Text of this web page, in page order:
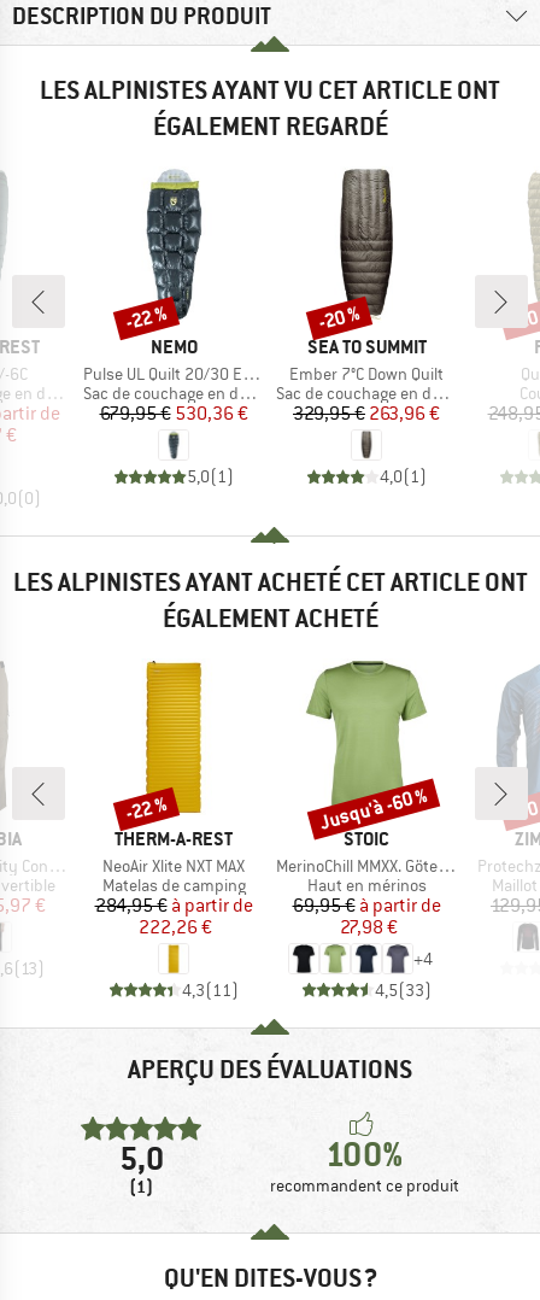
DESCRIPTION DU PRODUIT
LES ALPINISTES AYANT VU CET ARTICLE ONT
ÉGALEMENT REGARDÉ
6C
duvet
réduit
de
€
(0)
MARQUE
NEMO
Article
Pulse UL Quilt 20/30 Endless Promise
Product group
Sac de couchage en duvet
Prix
679,95 € Prix réduit
530,36 €
5,0( 1)
Remise
-22 %
MARQUE
SEA TO SUMMIT
Article
Ember 7°C Down Quilt
Product group
Sac de couchage en duvet
Prix
329,95 €Prix réduit
263,96 €
4,0( 1)
Remise
-20 % -
LES ALPINISTES AYANT ACHETÉ CET ARTICLE ONT
ÉGALEMENT ACHETÉ
Pant
réduit
€
(13)
MARQUE
THERM-A-REST
Article
NeoAir Xlite NXT MAX
Product group
Matelas de camping
Prix
284,95 € Prix réduit
à partir de
222,26 €
4,3(11 )
Remise
-22 %
MARQUE
STOIC
Article
MerinoChill MMXX. Göteborg Tee
Product group
Haut en mérinos
Prix
69,95 € Prix réduit
à partir de
27,98 €
+4
4,5(33)
Remise
Jusqu'à -60 %
Article
-
APERÇU DES ÉVALUATIONS
5,0
(1)
100%
recommandent ce produit
QU'EN DITES-VOUS ?